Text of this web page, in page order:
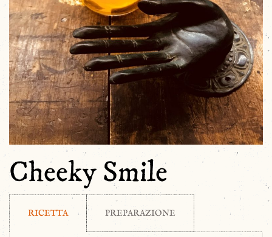
Cheeky Smile
RICETTA PREPARAZIONE